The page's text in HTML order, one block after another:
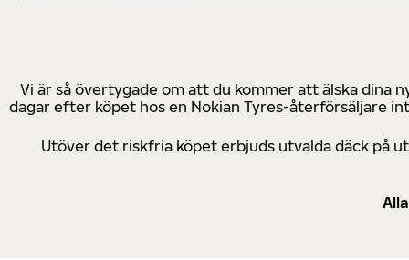
Vi är så övertygade om att du kommer att älska dina
dagar efter köpet hos en Nokian Tyres-återförsäljare
Utöver det riskfria köpet erbjuds utvalda däck på